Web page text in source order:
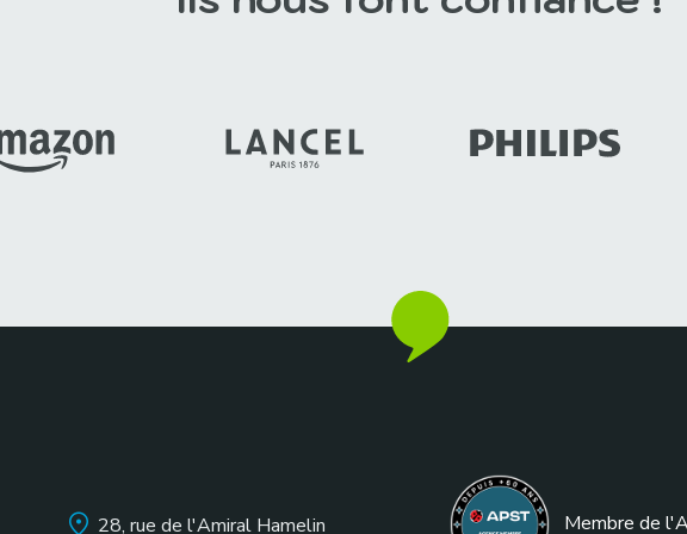
28, rue de l'Amiral Hamelin Membre de l